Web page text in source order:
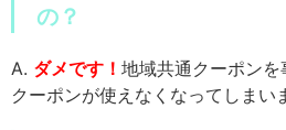
の？
A. ダメです！ 地域共通クーポン
クーポンが使えなくなってしまい